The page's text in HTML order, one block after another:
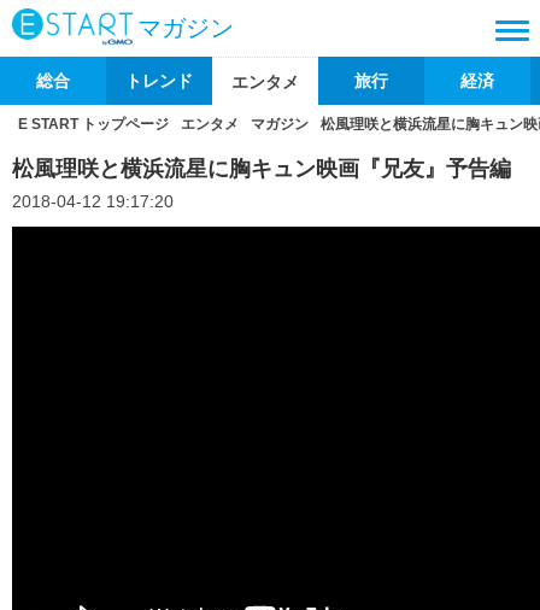
マガジン
総合 トレンド エンタメ 旅行 経済
E START トップページ エンタメ マガジン 松風理咲と横浜流星に胸キュン
松風理咲と横浜流星に胸キュン映画『兄友』予告編
2018-04-12 19:17:20